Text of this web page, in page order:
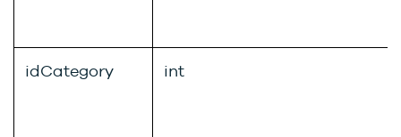
idCategory int